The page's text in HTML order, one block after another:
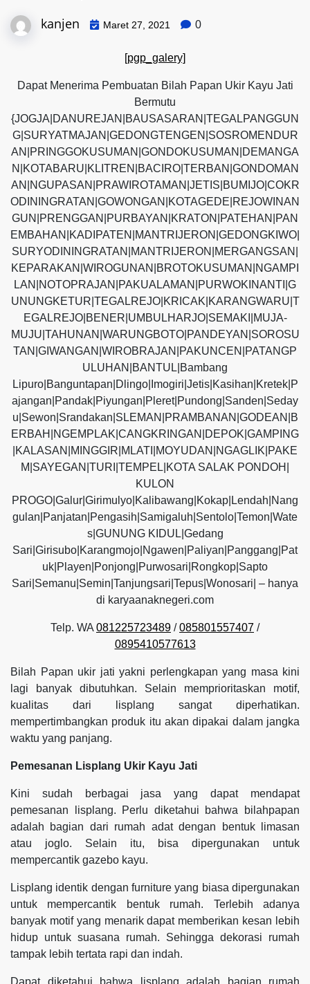
kanjen Maret 27, 2021 0
[pgp_galery]
Dapat Menerima Pembuatan Bilah Papan Ukir Kayu Jati
Bermutu
{JOGJA|DANUREJAN|BAUSASARAN|TEGALPANGGUN
G|SURYATMAJAN|GEDONGTENGEN|SOSROMENDUR
AN|PRINGGOKUSUMAN|GONDOKUSUMAN|DEMANGA
N|KOTABARU|KLITREN|BACIRO|TERBAN|GONDOMAN
AN|NGUPASAN|PRAWIROTAMAN|JETIS|BUMIJO|COKR
ODININGRATAN|GOWONGAN|KOTAGEDE|REJOWINAN
GUN|PRENGGAN|PURBAYAN|KRATON|PATEHAN|PAN
EMBAHAN|KADIPATEN|MANTRIJERON|GEDONGKIWO|
SURYODININGRATAN|MANTRIJERON|MERGANGSAN|
KEPARAKAN|WIROGUNAN|BROTOKUSUMAN|NGAMPI
LAN|NOTOPRAJAN|PAKUALAMAN|PURWOKINANTI|G
UNUNGKETUR|TEGALREJO|KRICAK|KARANGWARU|T
EGALREJO|BENER|UMBULHARJO|SEMAKI|MUJA-
MUJU|TAHUNAN|WARUNGBOTO|PANDEYAN|SOROSU
TAN|GIWANGAN|WIROBRAJAN|PAKUNCEN|PATANGP
ULUHAN|BANTUL|Bambang
Lipuro|Banguntapan|Dlingo|Imogiri|Jetis|Kasihan|Kretek|P
ajangan|Pandak|Piyungan|Pleret|Pundong|Sanden|Seday
u|Sewon|Srandakan|SLEMAN|PRAMBANAN|GODEAN|B
ERBAH|NGEMPLAK|CANGKRINGAN|DEPOK|GAMPING
|KALASAN|MINGGIR|MLATI|MOYUDAN|NGAGLIK|PAKE
M|SAYEGAN|TURI|TEMPEL|KOTA SALAK PONDOH|
KULON
PROGO|Galur|Girimulyo|Kalibawang|Kokap|Lendah|Nang
gulan|Panjatan|Pengasih|Samigaluh|Sentolo|Temon|Wate
s|GUNUNG KIDUL|Gedang
Sari|Girisubo|Karangmojo|Ngawen|Paliyan|Panggang|Pat
uk|Playen|Ponjong|Purwosari|Rongkop|Sapto
Sari|Semanu|Semin|Tanjungsari|Tepus|Wonosari| – hanya
di karyaanaknegeri.com
Telp. WA 081225723489 /085801557407 /
0895410577613
Bilah Papan ukir jati yakni perlengkapan yang masa kini
lagi banyak dibutuhkan. Selain memprioritaskan motif,
kualitas dari lisplang sangat diperhatikan.
mempertimbangkan produk itu akan dipakai dalam jangka
waktu yang panjang.
Pemesanan Lisplang Ukir Kayu Jati
Kini sudah berbagai jasa yang dapat mendapat
pemesanan lisplang. Perlu diketahui bahwa bilahpapan
adalah bagian dari rumah adat dengan bentuk limasan
atau joglo. Selain itu, bisa dipergunakan untuk
mempercantik gazebo kayu.
Lisplang identik dengan furniture yang biasa dipergunakan
untuk mempercantik bentuk rumah. Terlebih adanya
banyak motif yang menarik dapat memberikan kesan lebih
hidup untuk suasana rumah. Sehingga dekorasi rumah
tampak lebih tertata rapi dan indah.
Dapat diketahui bahwa lisplang adalah bagian rumah